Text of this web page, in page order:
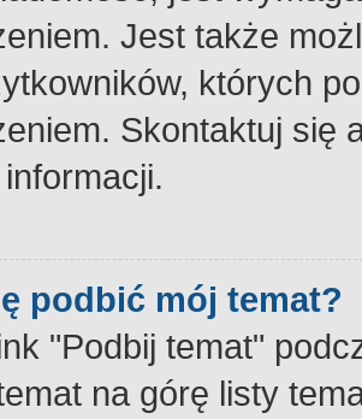
Jest także
których
Skontaktuj się
podbić mój temat?
"Podbij temat"
na górę listy